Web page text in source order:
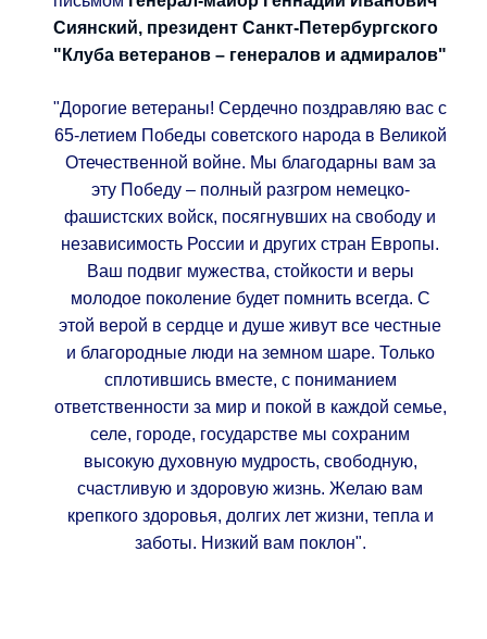
Сиянский, президент Санкт-Петербургского
"Клуба ветеранов – генералов и адмиралов"
"Дорогие ветераны! Сердечно поздравляю вас с
65-летием Победы советского народа в Великой
Отечественной войне. Мы благодарны вам за
эту Победу – полный разгром немецко-
фашистских войск, посягнувших на свободу и
независимость России и других стран Европы.
Ваш подвиг мужества, стойкости и веры
молодое поколение будет помнить всегда. С
этой верой в сердце и душе живут все честные
и благородные люди на земном шаре. Только
сплотившись вместе, с пониманием
ответственности за мир и покой в каждой семье,
селе, городе, государстве мы сохраним
высокую духовную мудрость, свободную,
счастливую и здоровую жизнь. Желаю вам
крепкого здоровья, долгих лет жизни, тепла и
заботы. Низкий вам поклон".